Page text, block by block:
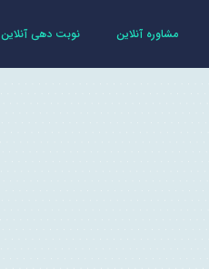
مشاوره آنلاین نوبت دهی آنلاین